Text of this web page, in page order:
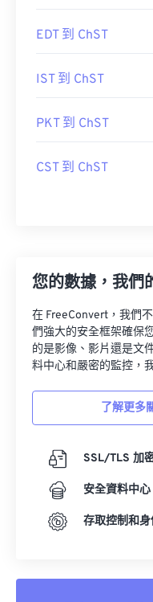
EDT 到 ChST
IST 到 ChST
PKT 到 ChST
CST 到 ChST
您的數據，我們
在 FreeConvert，我們
們強大的安全框架確保
的是影像、影片還是文
料中心和嚴密的監控，
了解更多
SSL/TLS 加
安全資料中心
存取控制和